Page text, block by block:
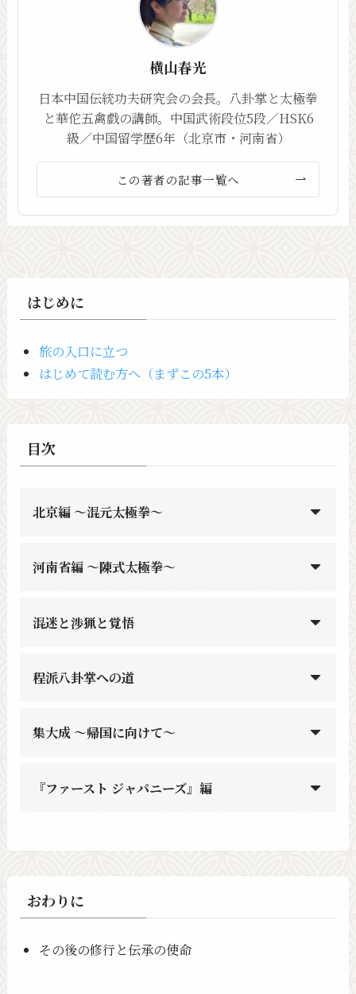
横山春光
日本中国伝統功夫研究会の会長。八卦掌と太極拳
と華佗五禽戯の講師。中国武術段位5段／HSK6
級／中国留学歴6年（北京市・河南省）
この著者の記事一覧へ
はじめに
旅の入口に立つ
はじめて読む方へ（まずこの5本）
目次
北京編 〜混元太極拳〜
河南省編 〜陳式太極拳〜
混迷と渉猟と覚悟
程派八卦掌への道
集大成 〜帰国に向けて〜
『ファースト ジャパニーズ』編
おわりに
その後の修行と伝承の使命